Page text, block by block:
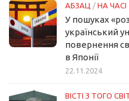
АБЗАЦ / НА ЧАСІ
У пошуках
український
повернення
в Японії
22.11.2024
ВІСТІ З ТОГО